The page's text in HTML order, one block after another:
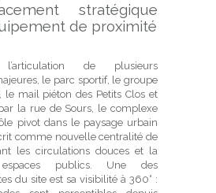
stratégique
de proximité
de plusieurs
le parc sportif, le groupe
le mail piéton des Petits Clos et
la rue de Sours, le complexe
pivot dans le paysage urbain
comme nouvelle centralité de
les circulations douces et la
publics. Une des
du site est sa visibilité à 360° :